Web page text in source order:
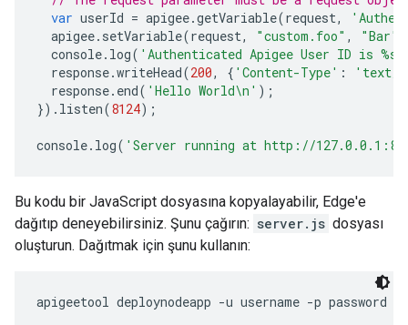
var userId = apigee.getVariable(request,
apigee. setVariable(request, "custom.foo" , "Bar"
console. log( 'Authenticated Apigee User ID is %s'
response.writeHead(200, { 'Content-Type' :
'text/
response. end( 'Hello World\n' );
}). listen(8124);
console. log( 'Server running at http://
Bu kodu bir JavaScript dosyasına kopyalayabilir, Edge'e
dağıtıp deneyebilirsiniz. Şunu çağırın: server.js dosyası
oluşturun. Dağıtmak için şunu kullanın: